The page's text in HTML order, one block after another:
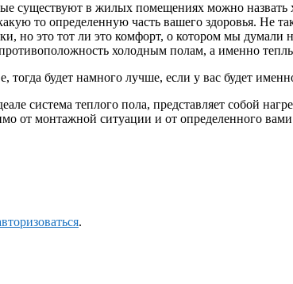
существуют в жилых помещениях можно
то определенную часть вашего здоровья. Не
но это тот ли это комфорт, о котором мы
холодным полам, а именно
тогда будет намного лучше, если у вас будет
система теплого пола, представляет собой
от монтажной ситуации и от определенного вами
.